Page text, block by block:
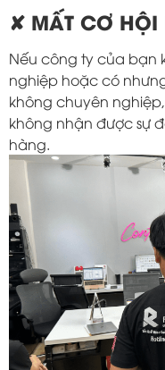
✘ MẤT CƠ HỘI
Nếu công ty của bạn
nghiệp hoặc có
không chuyên
không nhận được sự
hàng.